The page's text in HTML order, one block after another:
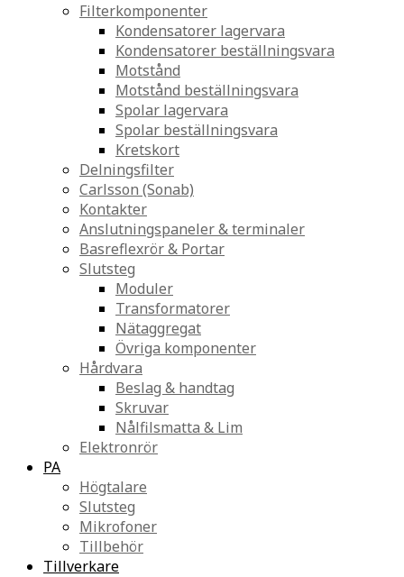
Filterkomponenter
Kondensatorer lagervara
Kondensatorer beställningsvara
Motstånd
Motstånd beställningsvara
Spolar lagervara
Spolar beställningsvara
Kretskort
Delningsfilter
Carlsson (Sonab)
Kontakter
Anslutningspaneler & terminaler
Basreflexrör & Portar
Slutsteg
Moduler
Transformatorer
Nätaggregat
Övriga komponenter
Hårdvara
Beslag & handtag
Skruvar
Nålfilsmatta & Lim
Elektronrör
PA
Högtalare
Slutsteg
Mikrofoner
Tillbehör
Tillverkare